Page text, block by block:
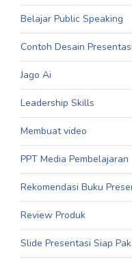
Belajar Public Speaking
Contoh Desain
Jago Ai
Leadership Skills
Membuat video
PPT Media Pembelajaran
Rekomendasi Buku
Review Produk
Slide Presentasi Siap